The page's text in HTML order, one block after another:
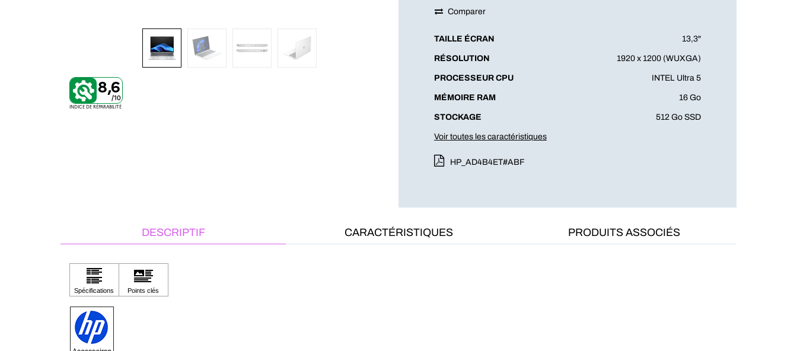
8,6
/10
INDICE DE RÉPARABILITÉ
Comparer
TAILLE ÉCRAN 13,3"
RÉSOLUTION 1920 x 1200 (WUXGA)
PROCESSEUR CPU INTEL Ultra 5
MÉMOIRE RAM 16 Go
STOCKAGE 512 Go SSD
Voir toutes les caractéristiques
HP_AD4B4ET#ABF
DESCRIPTIF CARACTÉRISTIQUES PRODUITS ASSOCIÉS